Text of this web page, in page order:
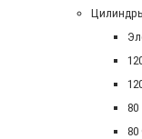
80
80